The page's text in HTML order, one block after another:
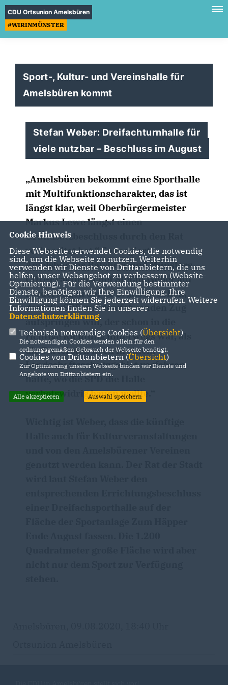
CDU Ortsunion Amelsbüren
#WIRINMÜNSTER
Sport-, Kultur- und Vereinshalle für
Amelsbüren kommt
Stefan Weber: Dreifachturnhalle für
viele nutzbar – Beschluss im August
Amelsbüren bekommt eine Sporthalle
mit Multifunktionscharakter, das ist
längst klar, weil Oberbürgermeister
Markus Lewe längst einen
Grundsatzbeschluss durch den Rat
vorbereitet hat.“ So reagiert
Amelsbürens Ratsherr und Münsters
CDU-Fraktionschef Stefan Weber auf
Forderungen der SPD. „Es ist schön,
dass die SPD auf den fahrenden Zug
aufspringen will, der schon in die
richtige Richtung unterwegs war, als
die Partei sich noch in einem
Landschaftsschutzgebiet verfahren
hatte, wo die SPD die Halle
verbotswidrig bauen wollte.“
Cookie Hinweis
Diese Webseite verwendet Cookies, die notwendig
sind, um die Webseite zu nutzen. Weiterhin
verwenden wir Dienste von Drittanbietern, die uns
helfen, unser Webangebot zu verbessern (Website-
Optmierung). Für die Verwendung bestimmter
Dienste, benötigen wir Ihre Einwilligung. Ihre
Einwilligung können Sie jederzeit widerrufen. Weitere
Informationen finden Sie in unserer
Datenschutzerklärung.
Technisch notwendige Cookies (Übersicht)
Die notwendigen Cookies werden allein für den
ordnungsgemäßen Gebrauch der Webseite benötigt.
Cookies von Drittanbietern (Übersicht)
Zur Optimierung unserer Webseite binden wir Dienste und
Angebote von Drittanbietern ein.
Alle akzeptieren Auswahl speichern